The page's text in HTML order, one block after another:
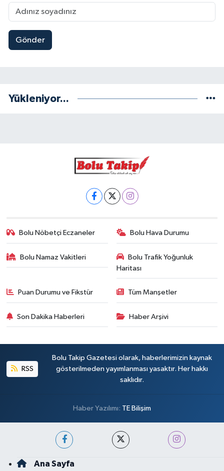
Gönder
Yükleniyor...
Bolu Nöbetçi Eczaneler Bolu Hava Durumu
Bolu Namaz Vakitleri
Bolu Trafik Yoğunluk
Haritası
Puan Durumu ve Fikstür Tüm Manşetler
Son Dakika Haberleri Haber Arşivi
RSS
Bolu Takip Gazetesi olarak, haberlerimizin kaynak
gösterilmeden yayımlanması yasaktır. Her hakkı
saklıdır.
Haber Yazılımı: TE Bilişim
Ana Sayfa